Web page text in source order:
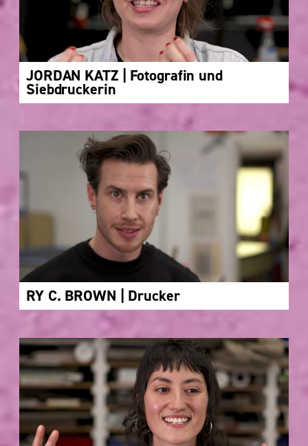
JORDAN KATZ | Fotografin und
Siebdruckerin
RY C. BROWN | Drucker